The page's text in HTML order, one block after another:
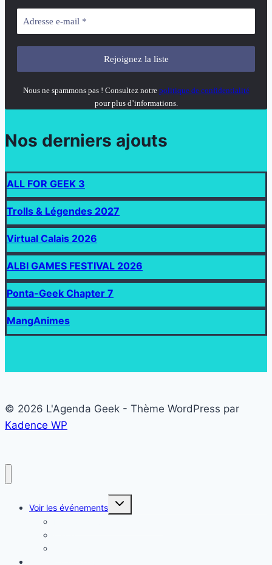
Nous ne spammons pas ! Consultez notre politique de confidentialité
pour plus d’informations.
Nos derniers ajouts
ALL FOR GEEK 3
Trolls & Légendes 2027
Virtual Calais 2026
ALBI GAMES FESTIVAL 2026
Ponta-Geek Chapter 7
MangAnimes
© 2026 L'Agenda Geek - Thème WordPress par
Kadence WP
Voir les événements
Ouvrir/fermer